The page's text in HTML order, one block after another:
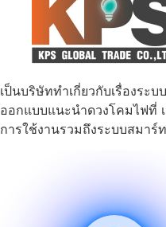
เป็นบริษัททำเกี่ยวกับเรื่องระ
ออกแบบแนะนำดวงโคมไฟที่
การใช้งานรวมถึงระบบสมาร์